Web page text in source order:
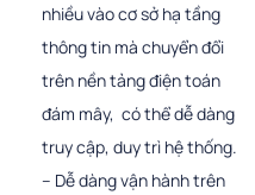
nhiều vào cơ sở hạ tầng
thông tin mà chuyển đổi
trên nền tảng điện toán
đám mây, có thể dễ dàng
truy cập, duy trì hệ thống.
– Dễ dàng vận hành trên